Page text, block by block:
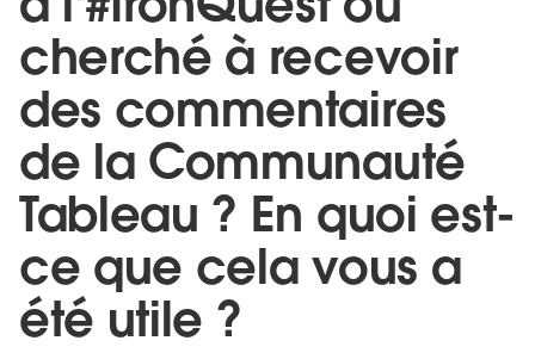
cherché à recevoir
des commentaires
de la Communauté
Tableau ? En quoi est-
ce que cela vous a
été utile ?